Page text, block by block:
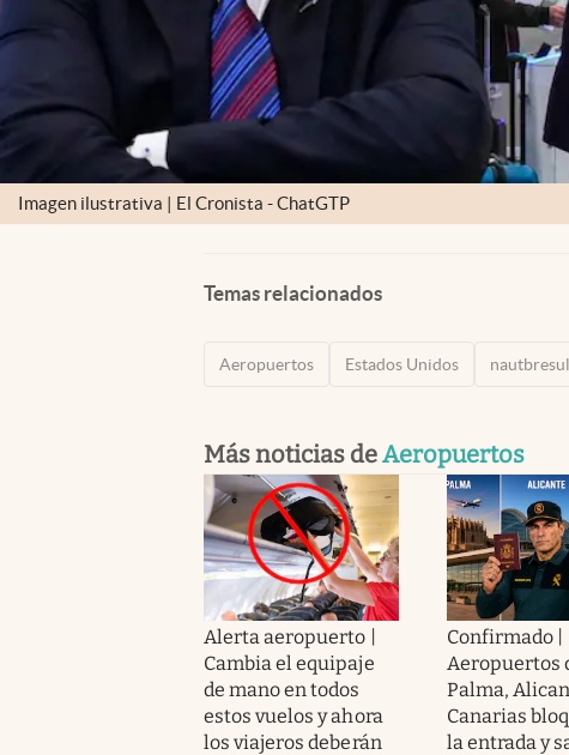
Imagen ilustrativa | El Cronista - ChatGTP
Temas relacionados
Aeropuertos Estados Unidos
Más noticias deAeropuertos
Alerta aeropuerto |
Cambia el equipaje
de mano en todos
estos vuelos y ahora
los viajeros deberán
Confirmado |
Aeropuertos
Palma,
Canarias
la entrada y